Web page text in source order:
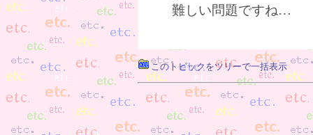
難しい問題ですね…
このトピックをツリーで一括表示